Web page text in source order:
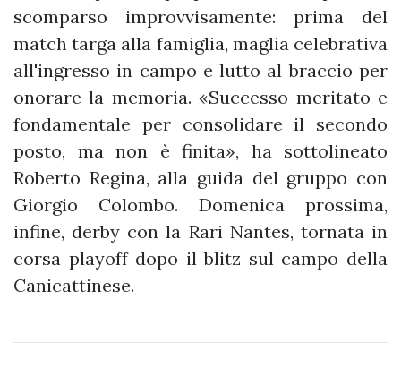
scomparso improvvisamente: prima del
match targa alla famiglia, maglia celebrativa
all'ingresso in campo e lutto al braccio per
onorare la memoria. «Successo meritato e
fondamentale per consolidare il secondo
posto, ma non è finita», ha sottolineato
Roberto Regina, alla guida del gruppo con
Giorgio Colombo. Domenica prossima,
infine, derby con la Rari Nantes, tornata in
corsa playoff dopo il blitz sul campo della
Canicattinese.